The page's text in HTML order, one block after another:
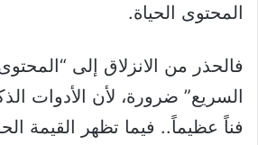
المحتوى الحياة.
فالحذر من الانزلاق إلى
السريع” ضرورة، لأن الأدوات
فناً عظيماً.. فيما تظهر القيمة